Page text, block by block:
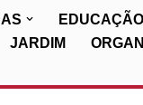
EDUCAÇÃO
JARDIM